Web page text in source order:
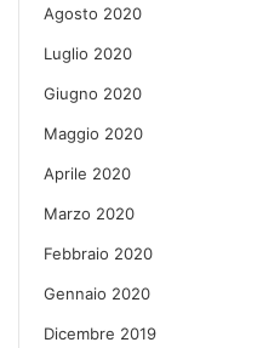
Agosto 2020
Luglio 2020
Giugno 2020
Maggio 2020
Aprile 2020
Marzo 2020
Febbraio 2020
Gennaio 2020
Dicembre 2019